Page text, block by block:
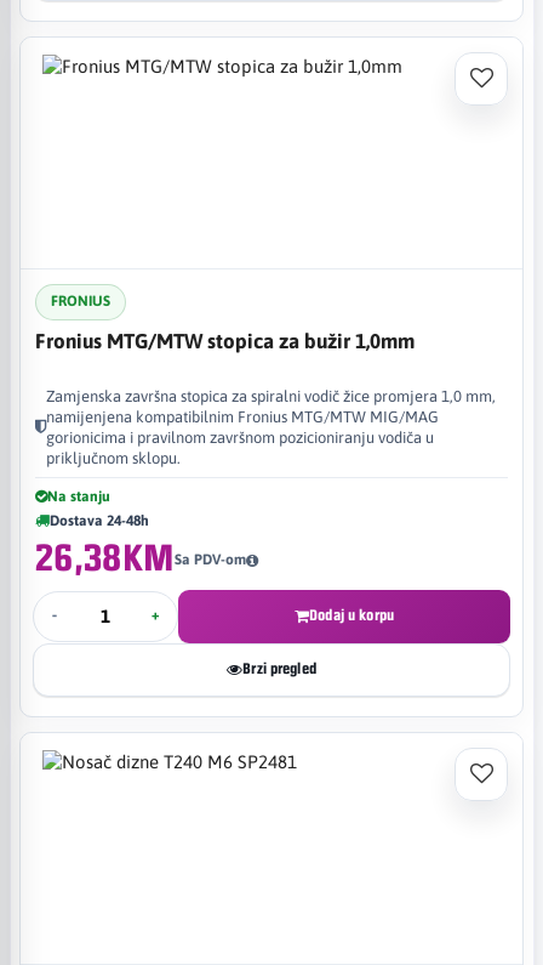
FRONIUS
Fronius MTG/MTW stopica za bužir 1,0mm
Zamjenska završna stopica za spiralni vodič žice promjera 1,0 mm,
namijenjena kompatibilnim Fronius MTG/MTW MIG/MAG
gorionicima i pravilnom završnom pozicioniranju vodiča u
priključnom sklopu.
Na stanju
Dostava 24-48h
26,38KMSa PDV-om
- + Dodaj u korpu
Brzi pregled